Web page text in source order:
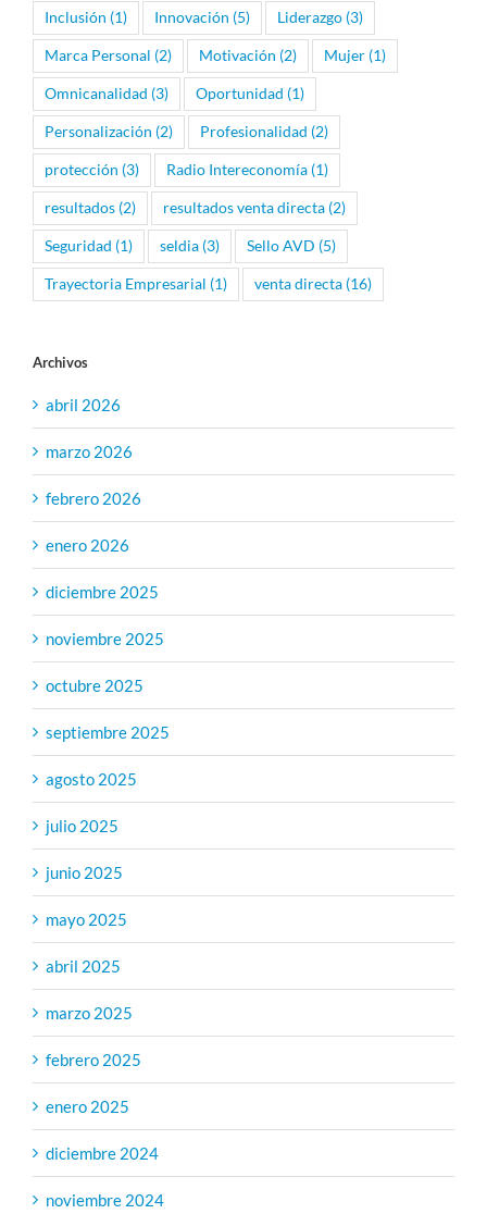
Inclusión (1) Innovación (5) Liderazgo (3)
Marca Personal (2) Motivación (2) Mujer (1)
Omnicanalidad (3) Oportunidad (1)
Personalización (2) Profesionalidad (2)
protección (3) Radio Intereconomía (1)
resultados (2) resultados venta directa (2)
Seguridad (1) seldia (3) Sello AVD (5)
Trayectoria Empresarial (1) venta directa (16)
Archivos
abril 2026
marzo 2026
febrero 2026
enero 2026
diciembre 2025
noviembre 2025
octubre 2025
septiembre 2025
agosto 2025
julio 2025
junio 2025
mayo 2025
abril 2025
marzo 2025
febrero 2025
enero 2025
diciembre 2024
noviembre 2024